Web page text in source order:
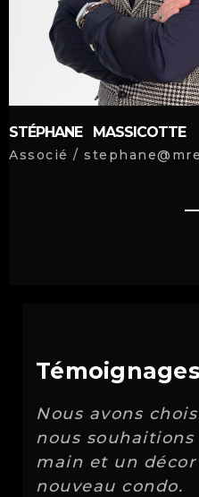
STÉPHANE MASSICOTTE
Associé /
Nous avons
nous
main et un
nouveau condo.